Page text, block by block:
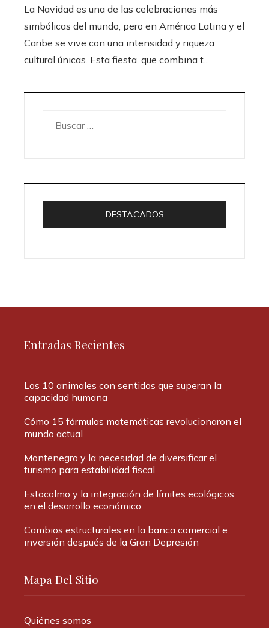
La Navidad es una de las celebraciones más
simbólicas del mundo, pero en América Latina y el
Caribe se vive con una intensidad y riqueza
cultural únicas. Esta fiesta, que combina t...
DESTACADOS
Entradas Recientes
Los 10 animales con sentidos que superan la
capacidad humana
Cómo 15 fórmulas matemáticas revolucionaron el
mundo actual
Montenegro y la necesidad de diversificar el
turismo para estabilidad fiscal
Estocolmo y la integración de límites ecológicos
en el desarrollo económico
Cambios estructurales en la banca comercial e
inversión después de la Gran Depresión
Mapa Del Sitio
Quiénes somos